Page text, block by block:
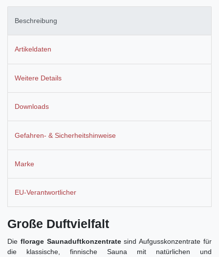
Beschreibung
Artikeldaten
Weitere Details
Downloads
Gefahren- & Sicherheitshinweise
Marke
EU-Verantwortlicher
Große Duftvielfalt
Die florage Saunaduftkonzentratesind Aufgusskonzentrate für
die klassische, finnische Sauna mit natürlichen und